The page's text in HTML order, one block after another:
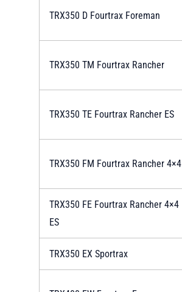
TRX350 D Fourtrax Foreman
TRX350 TM Fourtrax Rancher
TRX350 TE Fourtrax Rancher ES
TRX350 FM Fourtrax Rancher 4×4
TRX350 FE Fourtrax Rancher 4×4
ES
TRX350 EX Sportrax